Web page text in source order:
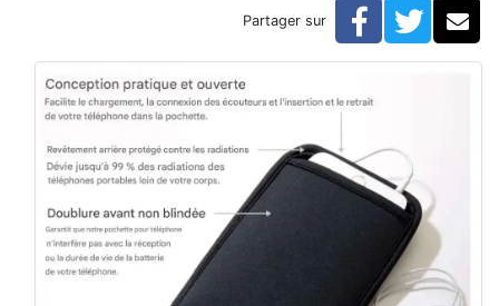
Retour des étuis anti-ondes à petit prix pour votre
Partager sur Facebook